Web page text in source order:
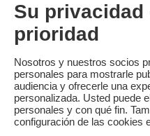
Familytrip
¿Quiénes somos?
Condiciones
Lo que la prensa dice de nosotros
Pago seguro
Su privacidad
prioridad
Nosotros y nuestros socios
personales para mostrarle
audiencia y ofrecerle una
personalizada. Usted puede
personales y con qué fin.
configuración de las cookies